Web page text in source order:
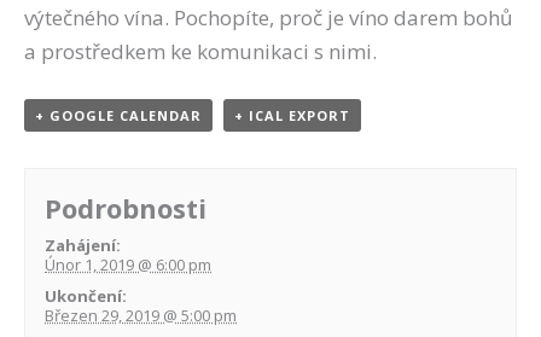
výtečného vína. Pochopíte, proč je víno darem bohů
a prostředkem ke komunikaci s nimi.
+ GOOGLE CALENDAR + ICAL EXPORT
Podrobnosti
Zahájení:
Únor 1, 2019 @ 6:00 pm
Ukončení:
Březen 29, 2019 @ 5:00 pm